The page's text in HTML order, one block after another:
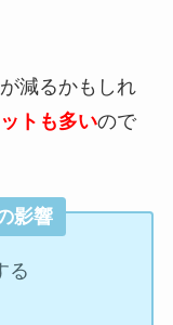
減るかもしれ
トも多いので
影響
る